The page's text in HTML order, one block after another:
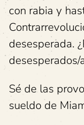
con rabia y
desesperada.
desesperados/
Sé de las
sueldo de